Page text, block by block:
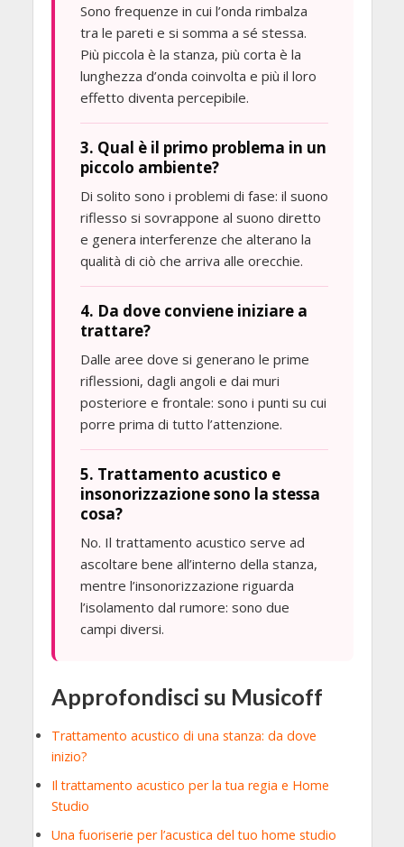
Sono frequenze in cui l’onda rimbalza
tra le pareti e si somma a sé stessa.
Più piccola è la stanza, più corta è la
lunghezza d’onda coinvolta e più il loro
effetto diventa percepibile.
3. Qual è il primo problema in un
piccolo ambiente?
Di solito sono i problemi di fase: il suono
riflesso si sovrappone al suono diretto
e genera interferenze che alterano la
qualità di ciò che arriva alle orecchie.
4. Da dove conviene iniziare a
trattare?
Dalle aree dove si generano le prime
riflessioni, dagli angoli e dai muri
posteriore e frontale: sono i punti su cui
porre prima di tutto l’attenzione.
5. Trattamento acustico e
insonorizzazione sono la stessa
cosa?
No. Il trattamento acustico serve ad
ascoltare bene all’interno della stanza,
mentre l’insonorizzazione riguarda
l’isolamento dal rumore: sono due
campi diversi.
Approfondisci su Musicoff
Trattamento acustico di una stanza: da dove
inizio?
Il trattamento acustico per la tua regia e Home
Studio
Una fuoriserie per l’acustica del tuo home studio